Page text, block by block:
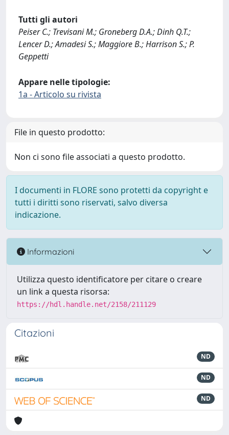
Tutti gli autori
Peiser C.; Trevisani M.; Groneberg D.A.; Dinh Q.T.;
Lencer D.; Amadesi S.; Maggiore B.; Harrison S.; P.
Geppetti
Appare nelle tipologie:
1a - Articolo su rivista
File in questo prodotto:
Non ci sono file associati a questo prodotto.
I documenti in FLORE sono protetti da copyright e
tutti i diritti sono riservati, salvo diversa
indicazione.
Informazioni
Utilizza questo identificatore per citare o creare
un link a questa risorsa:
https://hdl.handle.net/2158/211129
Citazioni
ND
ND
ND